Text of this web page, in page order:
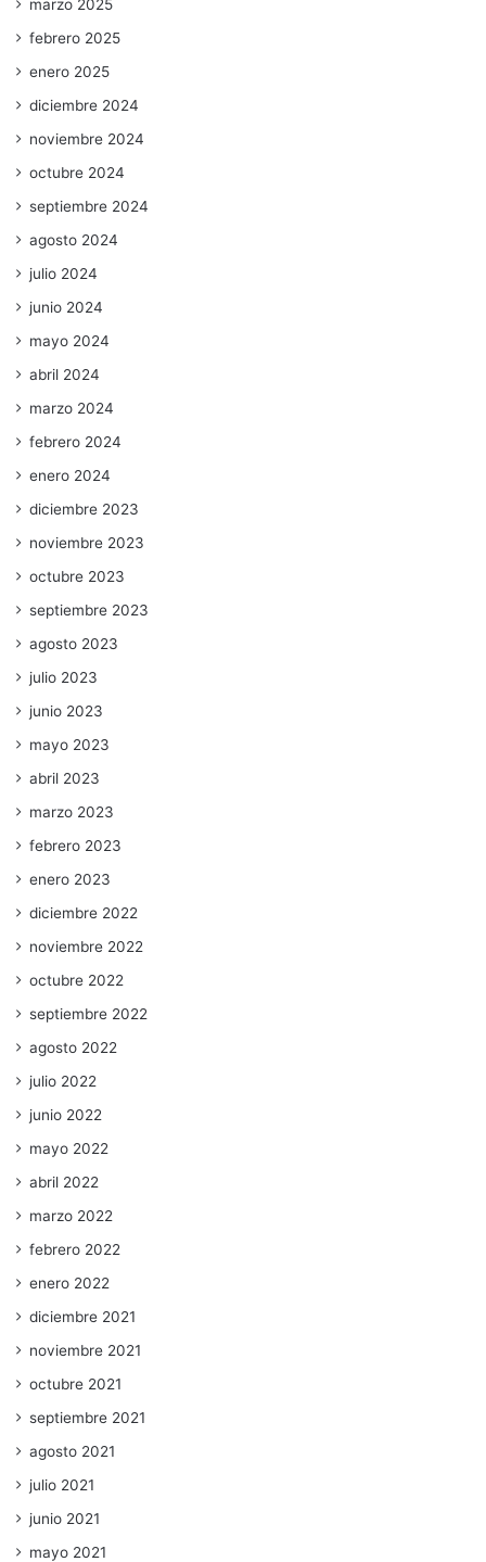
marzo 2025
febrero 2025
enero 2025
diciembre 2024
noviembre 2024
octubre 2024
septiembre 2024
agosto 2024
julio 2024
junio 2024
mayo 2024
abril 2024
marzo 2024
febrero 2024
enero 2024
diciembre 2023
noviembre 2023
octubre 2023
septiembre 2023
agosto 2023
julio 2023
junio 2023
mayo 2023
abril 2023
marzo 2023
febrero 2023
enero 2023
diciembre 2022
noviembre 2022
octubre 2022
septiembre 2022
agosto 2022
julio 2022
junio 2022
mayo 2022
abril 2022
marzo 2022
febrero 2022
enero 2022
diciembre 2021
noviembre 2021
octubre 2021
septiembre 2021
agosto 2021
julio 2021
junio 2021
mayo 2021